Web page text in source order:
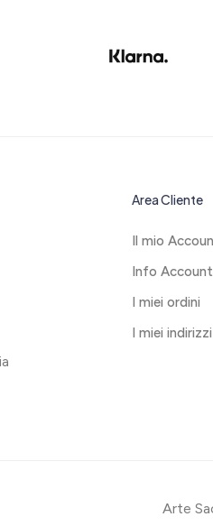
Area Cliente
Il mio
Info Account
I miei ordini
I miei indirizzi
Arte